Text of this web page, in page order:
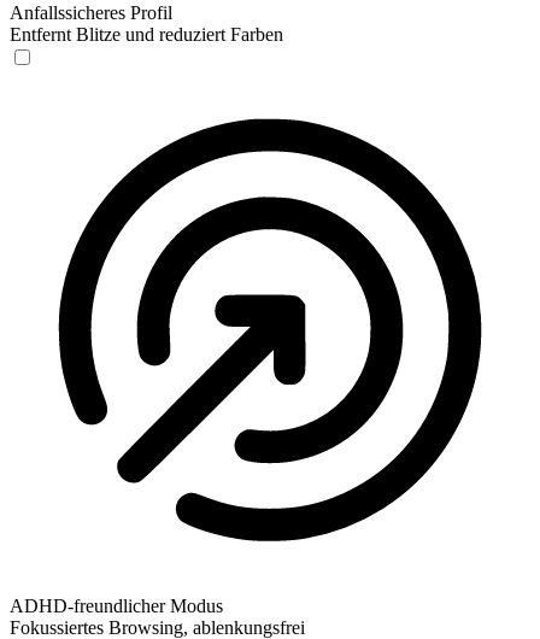
Anfallssicheres Profil
Entfernt Blitze und reduziert Farben
ADHD-freundlicher Modus
Fokussiertes Browsing, ablenkungsfrei